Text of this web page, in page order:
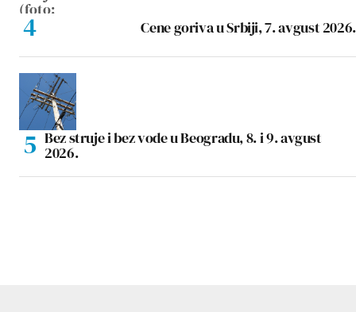
Cene goriva u Srbiji, 7. avgust 2026.
Bez struje i bez vode u Beogradu, 8. i 9. avgust
2026.